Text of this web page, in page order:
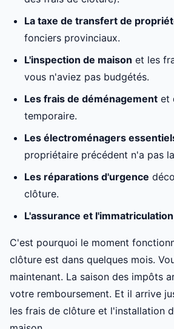
La taxe de transfert de
fonciers provinciaux.
L'inspection de maison et les
vous n'aviez pas budgétés.
Les frais de déménagement et
temporaire.
Les électroménagers
propriétaire précédent n'a pas
Les réparations d'urgence
clôture.
L'assurance et l'immatriculation
C'est pourquoi le moment
clôture est dans quelques mois.
maintenant. La saison des impôts
votre remboursement. Et il arrive
les frais de clôture et l'installation